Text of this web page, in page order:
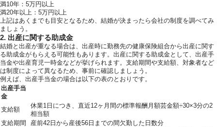
満10年：5万円以上
満20年以上：5万円以上
上記はあくまでも目安となるため、結婚が決まったら会社の制度を調べてみ
ましょう。
2. 出産に関する助成金
結婚と出産が重なる場合は、出産時に勤務先の健康保険組合から出産に関す
る助成金がもらえる可能性もあります。出産に関する助成金として、出産手
当金や出産育児一時金などが挙げられます。支給期間や支給額、対象者など
は制度によって異なるため、事前に確認しましょう。
例えば、出産手当金の場合は以下の表のとおりです。
出産手当
金
支給額
休業1日につき、直近12ヶ月間の標準報酬月額芸金額÷30×3分の2
相当額
支給期間
産前42日から産後56日までの間欠勤した日数分